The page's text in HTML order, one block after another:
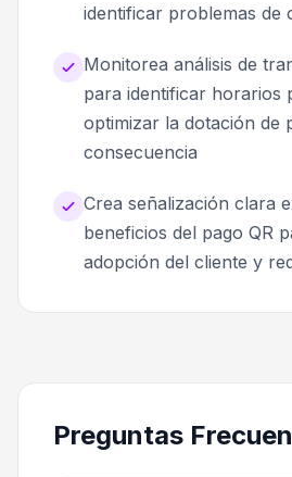
identificar problemas de
Monitorea análisis de
para identificar horarios
optimizar la dotación de
consecuencia
Crea señalización clara
beneficios del pago QR
adopción del cliente y
Preguntas